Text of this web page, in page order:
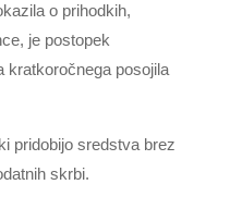
o prihodkih,
je postopek
kratkoročnega posojila
pridobijo sredstva brez
skrbi.